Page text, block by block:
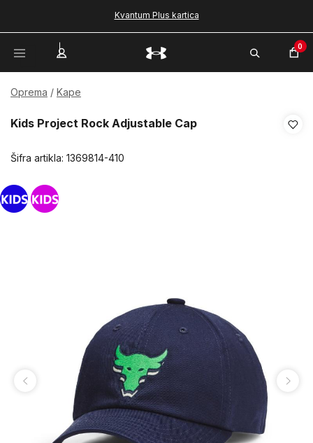
Kvantum Plus kartica
0
Oprema Kape
Kids Project Rock Adjustable Cap
Šifra artikla: 1369814-410